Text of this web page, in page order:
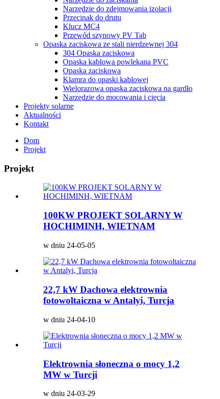
Narzędzie do zdejmowania izolacji
Przecinak do drutu
Klucz MC4
Przewód szynowy PV Tab
Opaska zaciskowa ze stali nierdzewnej 304
304 Opaska zaciskowa
Opaska kablowa powlekana PVC
Opaska zaciskowa
Klamra do opaski kablowej
Wielorazowa opaska zaciskowa na gardło
Narzędzie do mocowania i cięcia
Projekty solarne
Aktualności
Kontakt
Dom
Projekt
Projekt
100KW PROJEKT SOLARNY W
HOCHIMINH, WIETNAM
w dniu 24-05-05
22,7 kW Dachowa elektrownia
fotowoltaiczna w Antalyi, Turcja
w dniu 24-04-10
Elektrownia słoneczna o mocy 1,2
MW w Turcji
w dniu 24-03-29